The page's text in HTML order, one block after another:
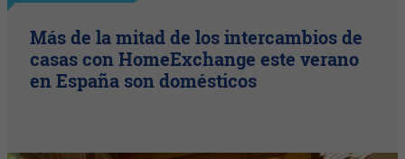
Más de la mitad de los intercambios de
casas con HomeExchange este verano
en España son domésticos